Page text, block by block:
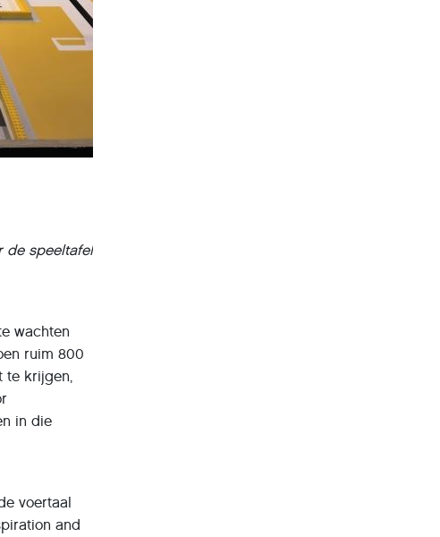
de speeltafel
wachten
ruim 800
te krijgen,
in die
voertaal
and